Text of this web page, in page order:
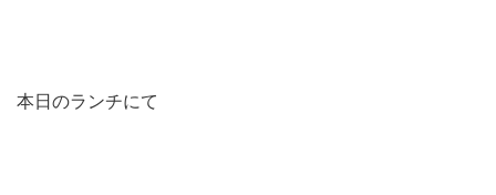
本日のランチにて